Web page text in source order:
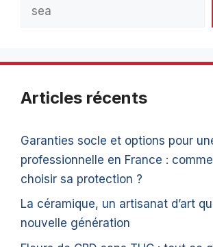
Articles récents
Garanties socle et options pour
professionnelle en France :
choisir sa protection ?
La céramique, un artisanat d’art
nouvelle génération